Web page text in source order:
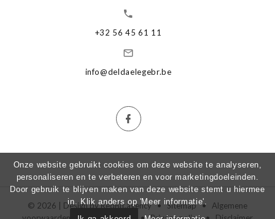
Onze website gebruikt cookies om deze website te analyseren,
personaliseren en te verbeteren en voor marketingdoeleinden.
Door gebruik te blijven maken van deze website stemt u hiermee
in. Klik anders op 'Meer informatie'.
+32 56 45 61 11
info@deldaelegebr.be
© 2026 | Design byRedBit.agency•Sitemap• Algemene